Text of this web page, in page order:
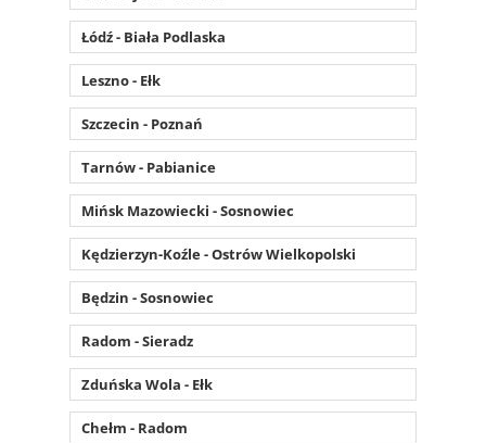
Łódź - Biała Podlaska
Leszno - Ełk
Szczecin - Poznań
Tarnów - Pabianice
Mińsk Mazowiecki - Sosnowiec
Kędzierzyn-Koźle - Ostrów Wielkopolski
Będzin - Sosnowiec
Radom - Sieradz
Zduńska Wola - Ełk
Chełm - Radom